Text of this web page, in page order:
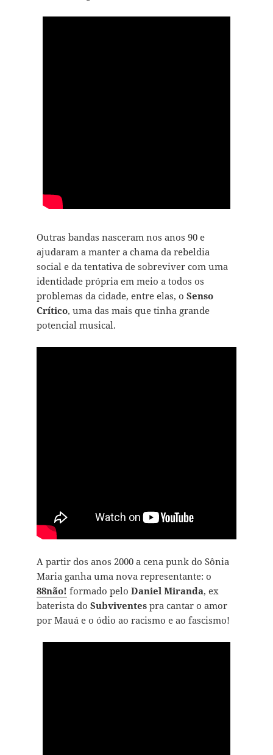
Outras bandas nasceram nos anos 90 e
ajudaram a manter a chama da rebeldia
social e da tentativa de sobreviver com uma
identidade própria em meio a todos os
problemas da cidade, entre elas, o Senso
Crítico, uma das mais que tinha grande
potencial musical.
A partir dos anos 2000 a cena punk do Sônia
Maria ganha uma nova representante: o
88não! formado pelo Daniel Miranda, ex
baterista do Subviventespra cantar o amor
por Mauá e o ódio ao racismo e ao fascismo!